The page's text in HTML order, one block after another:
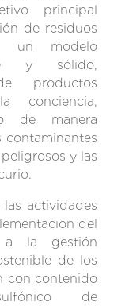
principal
de residuos
un modelo
y sólido,
productos
conciencia,
de manera
contaminantes
y las
actividades
del
a la gestión
de los
con contenido
de